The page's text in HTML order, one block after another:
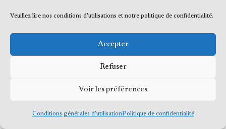
Veuillez lire nos conditions d'utilisations et notre politique de confidentialité.
Accepter
Refuser
Voir les préférences
Conditions générales d’utilisationPolitique de confidentialité
Encampments spark debate over
Date :2024-05-25
City News
Mohawk Mothers call on SAQ to halt